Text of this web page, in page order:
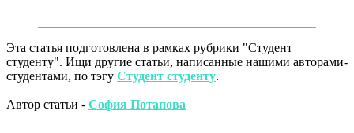
Эта статья подготовлена в рамках рубрики "Студент
студенту". Ищи другие статьи, написанные нашими авторами-
студентами, по тэгу Студент студенту.
Автор статьи - София Потапова